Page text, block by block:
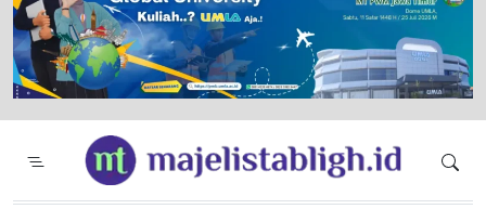
Majelis Tabligh Muhammadiyah
Syiar Dakwah Islam Berkemajuan dan